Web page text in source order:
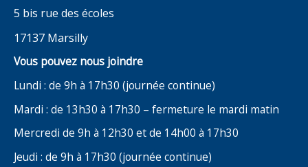
5 bis rue des écoles
17137 Marsilly
Vous pouvez nous joindre
Lundi : de 9h à 17h30 (journée continue)
Mardi : de 13h30 à 17h30 – fermeture le mardi matin
Mercredi de 9h à 12h30 et de 14h00 à 17h30
Jeudi : de 9h à 17h30 (journée continue)